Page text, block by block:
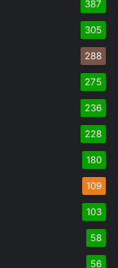
387
305
288
275
236
228
180
109
103
58
56